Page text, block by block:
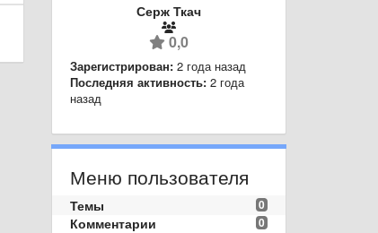
Серж Ткач
0,0
Зарегистрирован: 2 года назад
Последняя активность: 2 года
назад
Меню пользователя
0
Темы
0
Комментарии